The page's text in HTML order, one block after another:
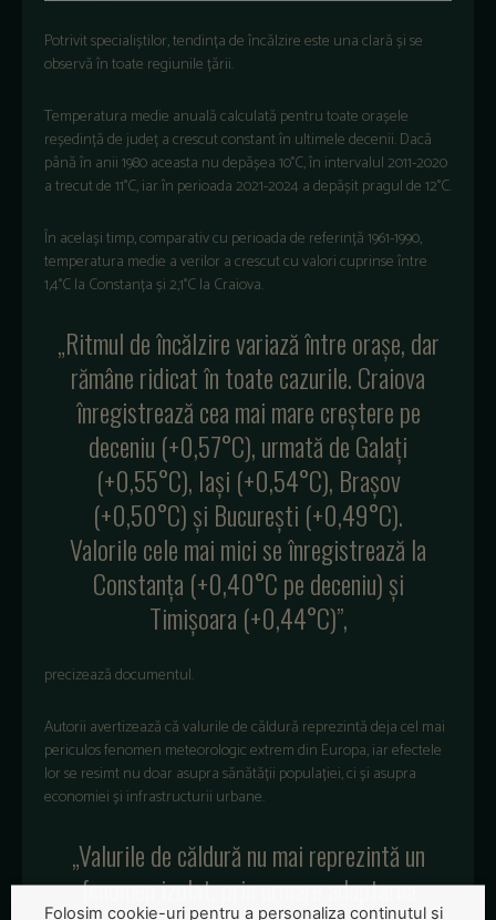
Potrivit specialiștilor, tendința de încălzire este una clară și se
observă în toate regiunile țării.
Temperatura medie anuală calculată pentru toate orașele
reședință de județ a crescut constant în ultimele decenii. Dacă
până în anii 1980 aceasta nu depășea 10°C, în intervalul 2011-2020
a trecut de 11°C, iar în perioada 2021-2024 a depășit pragul de 12°C.
În același timp, comparativ cu perioada de referință 1961-1990,
temperatura medie a verilor a crescut cu valori cuprinse între
1,4°C la Constanța și 2,1°C la Craiova.
„Ritmul de încălzire variază între orașe, dar
rămâne ridicat în toate cazurile. Craiova
înregistrează cea mai mare creștere pe
deceniu (+0,57°C), urmată de Galați
(+0,55°C), Iași (+0,54°C), Brașov
(+0,50°C) și București (+0,49°C).
Valorile cele mai mici se înregistrează la
Constanța (+0,40°C pe deceniu) și
Timișoara (+0,44°C)”,
precizează documentul.
Autorii avertizează că valurile de căldură reprezintă deja cel mai
periculos fenomen meteorologic extrem din Europa, iar efectele
lor se resimt nu doar asupra sănătății populației, ci și asupra
economiei și infrastructurii urbane.
„Valurile de căldură nu mai reprezintă un
fenomen izolat, prin urmare adaptarea
Folosim cookie-uri pentru a personaliza conținutul și